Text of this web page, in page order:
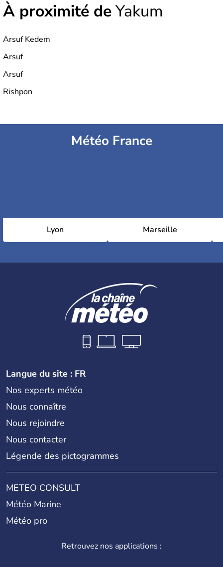
À proximité deYakum
Arsuf Kedem
Arsuf
Arsuf
Rishpon
Météo France
Lyon Marseille
Langue du site : FR
Nos experts météo
Nous connaître
Nous rejoindre
Nous contacter
Légende des pictogrammes
METEO CONSULT
Météo Marine
Météo pro
Retrouvez nos applications :